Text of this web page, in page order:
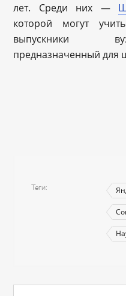
лет. Среди них —
которой могут
выпускники
предназначенный для
Теги